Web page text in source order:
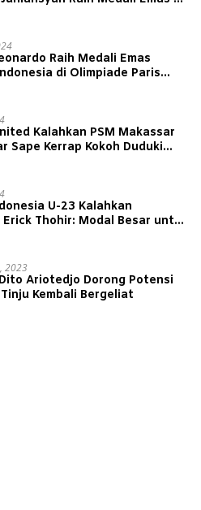
Raih Medali Emas
di Olimpiade Paris
Kalahkan PSM Makassar
Sape Kerrap Kokoh Duduki
U-23 Kalahkan
Thohir: Modal Besar untuk
2023
Ariotedjo Dorong Potensi
Kembali Bergeliat